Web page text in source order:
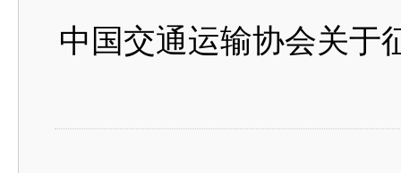
中国交通运输协会关于